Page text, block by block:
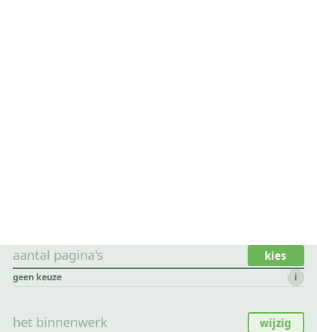
aantal pagina's kies
geen keuze i
het binnenwerk wijzig